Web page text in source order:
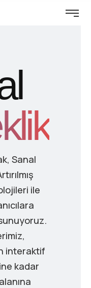
Sanal
ile
interaktif
kadar